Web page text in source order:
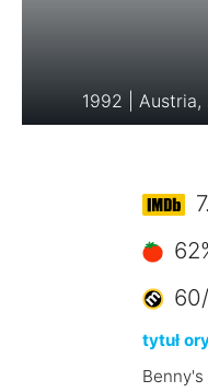
1992 |
tytuł
Benny's